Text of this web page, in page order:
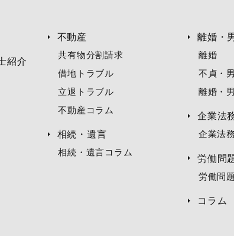
または財産の保護のために必要がある場合であっ
三者の権利、利益、名誉、信用等を保護するた
自身の個人情報の開示を事前承認した場合
開示、訂正・追加・削除、利用停止等
情報について、開示、訂正・追加・削除、利用停
ことを確認のうえ、個人情報保護法の定めに従い
ては、手数料をいただくことがありますので、あ
紹介
不動産
共有物分割請求
借地トラブル
立退トラブル
不動産コラム
相続・遺言
相続・遺言コラム
離婚・
離婚
不貞・
離婚・
企業法
企業法
労働問
労働問
コラム